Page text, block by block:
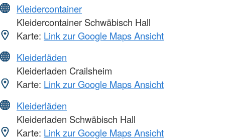
Kleidercontainer
Kleidercontainer Schwäbisch Hall
Karte: Link zur Google Maps Ansicht
Kleiderläden
Kleiderladen Crailsheim
Karte: Link zur Google Maps Ansicht
Kleiderläden
Kleiderladen Schwäbisch Hall
Karte: Link zur Google Maps Ansicht